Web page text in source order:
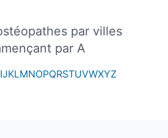
par villes
par A
IJKLMNOPQRSTUVWXYZ